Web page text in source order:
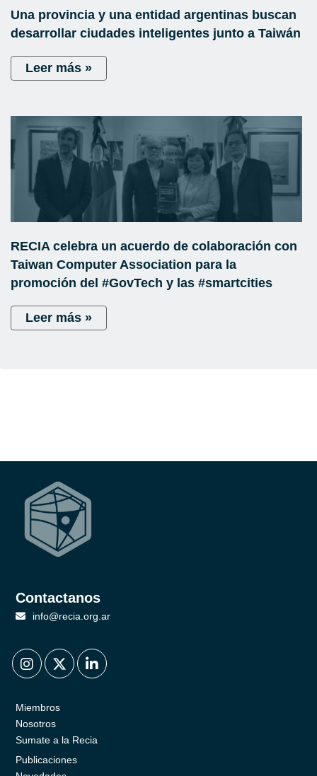
Una provincia y una entidad argentinas buscan
desarrollar ciudades inteligentes junto a Taiwán
Leer más »
RECIA celebra un acuerdo de colaboración con
Taiwan Computer Association para la
promoción del #GovTech y las #smartcities
Leer más »
Contactanos
info@recia.org.ar
. . .
Miembros
Nosotros
Sumate a la Recia
Publicaciones